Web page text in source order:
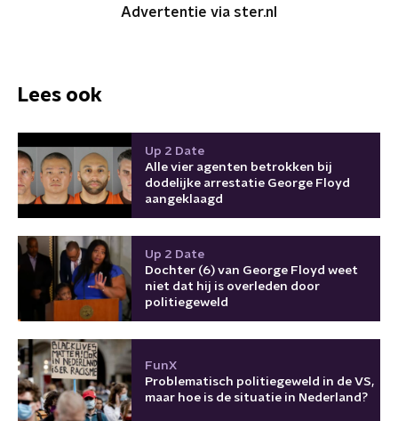
Advertentie via ster.nl
Lees ook
Up 2 Date
Alle vier agenten betrokken bij
dodelijke arrestatie George Floyd
aangeklaagd
Up 2 Date
Dochter (6) van George Floyd weet
niet dat hij is overleden door
politiegeweld
FunX
Problematisch politiegeweld in de VS,
maar hoe is de situatie in Nederland?